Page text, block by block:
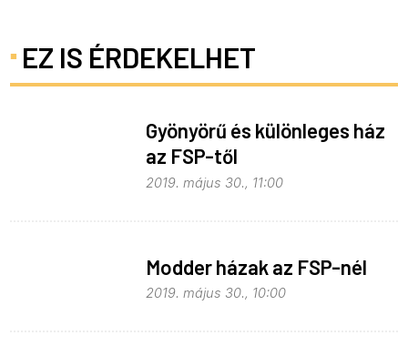
EZ IS ÉRDEKELHET
Gyönyörű és különleges ház
az FSP-től
2019. május 30., 11:00
Modder házak az FSP-nél
2019. május 30., 10:00